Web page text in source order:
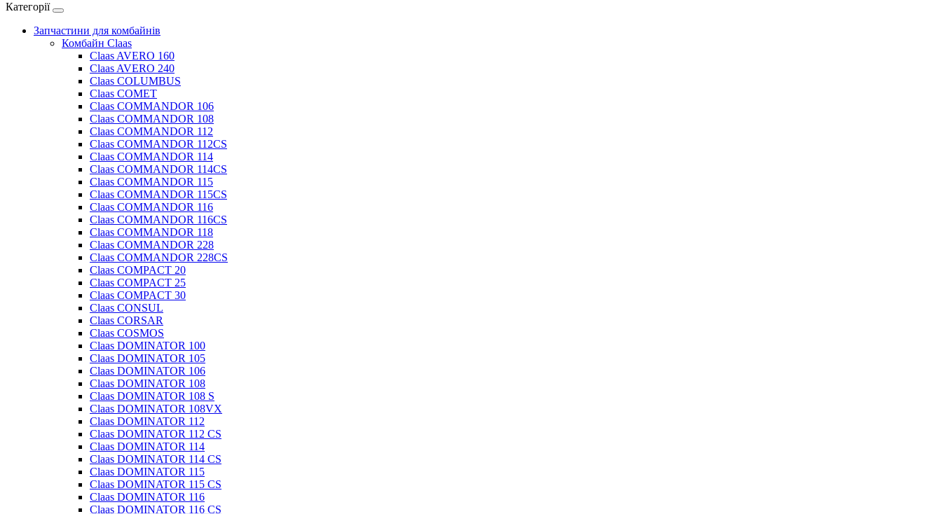
Категорії
Запчастини для комбайнів
Комбайн Claas
Claas AVERO 160
Claas AVERO 240
Claas COLUMBUS
Claas COMET
Claas COMMANDOR 106
Claas COMMANDOR 108
Claas COMMANDOR 112
Claas COMMANDOR 112CS
Claas COMMANDOR 114
Claas COMMANDOR 114CS
Claas COMMANDOR 115
Claas COMMANDOR 115CS
Claas COMMANDOR 116
Claas COMMANDOR 116CS
Claas COMMANDOR 118
Claas COMMANDOR 228
Claas COMMANDOR 228CS
Claas COMPACT 20
Claas COMPACT 25
Claas COMPACT 30
Claas CONSUL
Claas CORSAR
Claas COSMOS
Claas DOMINATOR 100
Claas DOMINATOR 105
Claas DOMINATOR 106
Claas DOMINATOR 108
Claas DOMINATOR 108 S
Claas DOMINATOR 108VX
Claas DOMINATOR 112
Claas DOMINATOR 112 CS
Claas DOMINATOR 114
Claas DOMINATOR 114 CS
Claas DOMINATOR 115
Claas DOMINATOR 115 CS
Claas DOMINATOR 116
Claas DOMINATOR 116 CS